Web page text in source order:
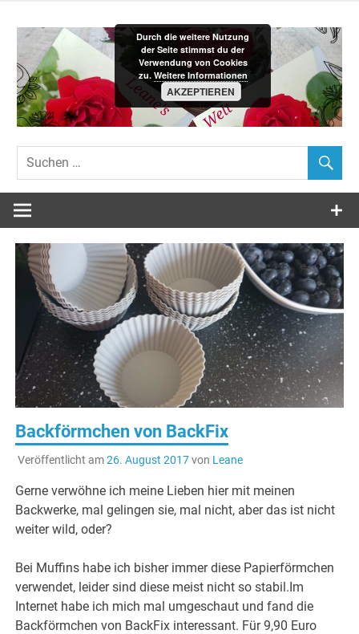
Inhalt
springen
Leane´s-
Welt
Backförmchen von BackFix
Veröffentlicht am26. August 2017von Leane
Gerne verwöhne ich meine Lieben hier mit meinen
Backwerke, mal gelingen sie, mal nicht, aber das ist nicht
weiter wild, oder?
Bei Muffins habe ich bisher immer diese Papierförmchen
verwendet, leider sind diese meist nicht so stabil.Im
Internet habe ich mich mal umgeschaut und fand die
Backförmchen von BackFix interessant. Für 9,90 Euro
Durch die weitere Nutzung
der Seite stimmst du der
Verwendung von Cookies
zu. Weitere Informationen
AKZEPTIEREN